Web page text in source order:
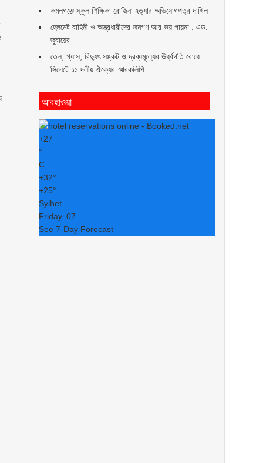
কমলগঞ্জে স্কুল শিক্ষিকা রোজিনা হত্যার অভিযোগপত্র দাখিল
হেলমেট বাহিনী ও অস্ত্রধারীদের জনগণ আর ভয় পায়না : এড.
জুবায়ের
তেল, গ্যাস, বিদ্যুৎ সঙ্কট ও দ্রব্যমূল্যের ঊর্ধ্বগতি রোধে
সিলেটে ১১ দলীয় ঐক্যের স্মারকলিপি
আবহাওয়া
+27
°
C
+32°
+25°
Sylhet
Friday, 07
See 7-Day Forecast